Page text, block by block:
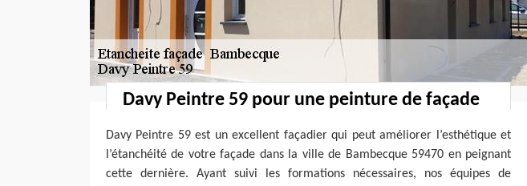
Davy Peintre 59 pour une peinture de façade
Davy Peintre 59 est un excellent façadier qui peut améliorer l’esthétique et
l’étanchéité de votre façade dans la ville de Bambecque 59470 en peignant
cette dernière. Ayant suivi les formations nécessaires, nos équipes de